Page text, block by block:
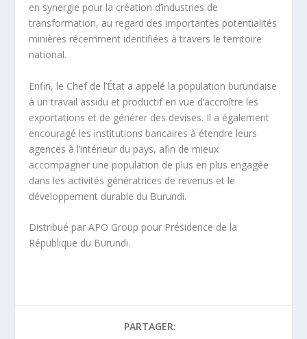
en synergie pour la création d’industries de
transformation, au regard des importantes potentialités
minières récemment identifiées à travers le territoire
national.
Enfin, le Chef de l’État a appelé la population burundaise
à un travail assidu et productif en vue d’accroître les
exportations et de générer des devises. Il a également
encouragé les institutions bancaires à étendre leurs
agences à l’intérieur du pays, afin de mieux
accompagner une population de plus en plus engagée
dans les activités génératrices de revenus et le
développement durable du Burundi.
Distribué par APO Group pour Présidence de la
République du Burundi.
PARTAGER: